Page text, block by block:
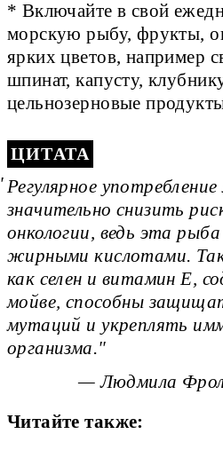
* Включайте в свой
морскую рыбу, фрукты,
ярких цветов, например
шпинат, капусту,
цельнозерновые
ЦИТАТА
Регулярное
значительно снизить
онкологии, ведь эта
жирными кислотами.
как селен и витамин E,
мойве, способны
мутаций и укреплять
организма.
— Людмила
Читайте также: